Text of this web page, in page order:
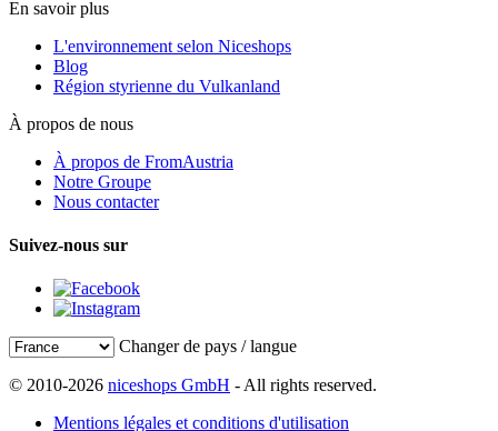
En savoir plus
L'environnement selon Niceshops
Blog
Région styrienne du Vulkanland
À propos de nous
À propos de FromAustria
Notre Groupe
Nous contacter
Suivez-nous sur
Changer de pays / langue
© 2010-2026 niceshops GmbH - All rights reserved.
Mentions légales et conditions d'utilisation